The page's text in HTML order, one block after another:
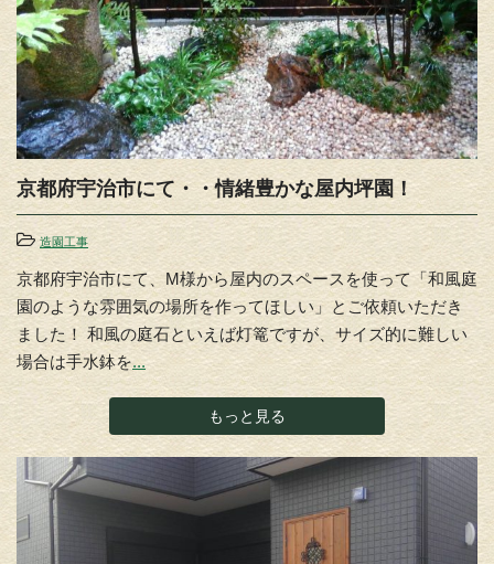
京都府宇治市にて・・情緒豊かな屋内坪園！
造園工事
京都府宇治市にて、M様から屋内のスペースを使って「和風庭
園のような雰囲気の場所を作ってほしい」とご依頼いただき
ました！ 和風の庭石といえば灯篭ですが、サイズ的に難しい
場合は手水鉢を...
もっと見る